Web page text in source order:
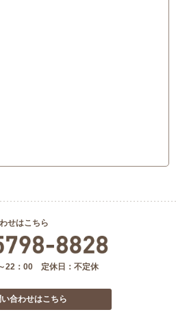
せはこちら
22：00 定休日：不定休
い合わせはこちら